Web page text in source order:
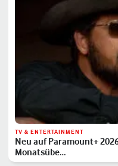
TV & ENTERTAINMENT
Neu auf Paramount+
Monatsübe…